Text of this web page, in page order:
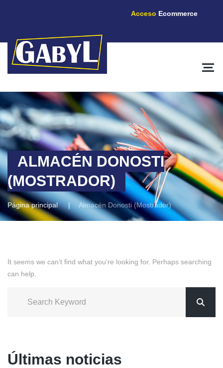
ALMACÉN DONOSTI
(MOSTRADOR)
Página principal Almacén Donosti (Mostrador)
It seems we can’t find what you’re looking for. Perhaps searching
can help.
Últimas noticias
Acceso Ecommerce